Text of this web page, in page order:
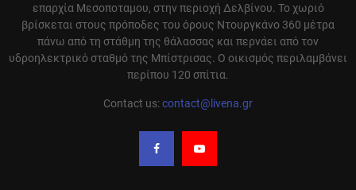
επαρχία Μεσοποταμου, στην περιοχή Δελβίνου. Το χωριό
βρίσκεται στους πρόποδες του όρους Ντουργκάνο 360 μέτρα
πάνω από τη στάθμη της θάλασσας και περνάει από τον
υδροηλεκτρικό σταθμό της Μπίστρισας. Ο οικισμός περιλαμβάνει
περίπου 120 σπίτια.
Contact us:contact@livena.gr